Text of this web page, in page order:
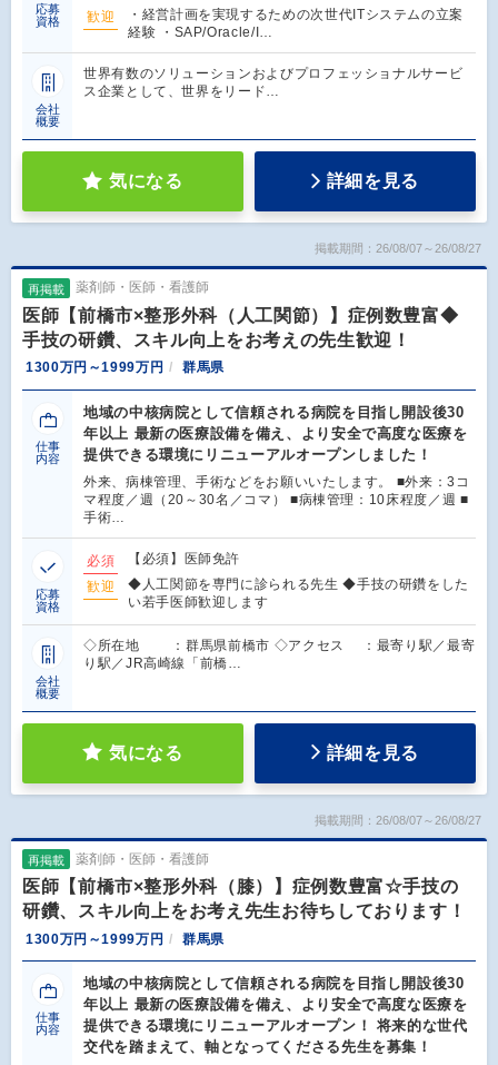
応募
資格
歓迎
・経営計画を実現するための次世代ITシステムの立案
経験 ・SAP/Oracle/I…
会社
概要
世界有数のソリューションおよびプロフェッショナルサービ
ス企業として、世界をリード…
気になる 詳細を見る
掲載期間：26/08/07～26/08/27
再掲載 薬剤師・医師・看護師
医師【前橋市×整形外科（人工関節）】症例数豊富◆
手技の研鑽、スキル向上をお考えの先生歓迎！
1300万円～1999万円 群馬県
仕事
内容
地域の中核病院として信頼される病院を目指し開設後30
年以上 最新の医療設備を備え、より安全で高度な医療を
提供できる環境にリニューアルオープンしました！
外来、病棟管理、手術などをお願いいたします。 ■外来：3コ
マ程度／週（20～30名／コマ） ■病棟管理：10床程度／週 ■
手術…
応募
資格
必須
【必須】医師免許
歓迎
◆人工関節を専門に診られる先生 ◆手技の研鑽をした
い若手医師歓迎します
会社
概要
◇所在地 ：群馬県前橋市 ◇アクセス ：最寄り駅／最寄
り駅／JR高崎線「前橋…
気になる 詳細を見る
掲載期間：26/08/07～26/08/27
再掲載 薬剤師・医師・看護師
医師【前橋市×整形外科（膝）】症例数豊富☆手技の
研鑽、スキル向上をお考え先生お待ちしております！
1300万円～1999万円 群馬県
仕事
内容
地域の中核病院として信頼される病院を目指し開設後30
年以上 最新の医療設備を備え、より安全で高度な医療を
提供できる環境にリニューアルオープン！ 将来的な世代
交代を踏まえて、軸となってくださる先生を募集！